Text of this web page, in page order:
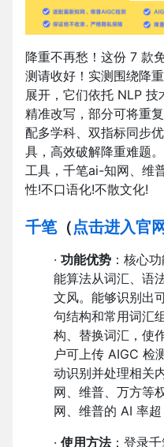
降重不再愁！这份 7 款
测请收好！实测围绕降
展开，它们依托 NLP 技
精准改写，部分可将重
配多学科、双指标同步
具，高效破解降重难题
工具，千笔ai-知网、维
性!不口语化!不散文化!
千笔（点击进入官网
· 功能优势 ：核心
能算法从词汇、语
文风。能够识别出
句结构和常用词汇
构、替换词汇，使
户可上传 AIGC 检
动识别并处理相关
网、维普、万方等
网、维普的 AI 率超
· 使用方法：登录